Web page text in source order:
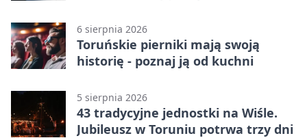
6 sierpnia 2026
Toruńskie pierniki mają swoją
historię - poznaj ją od kuchni
5 sierpnia 2026
43 tradycyjne jednostki na Wiśle.
Jubileusz w Toruniu potrwa trzy dni